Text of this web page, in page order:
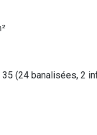
(24 banalisées, 2